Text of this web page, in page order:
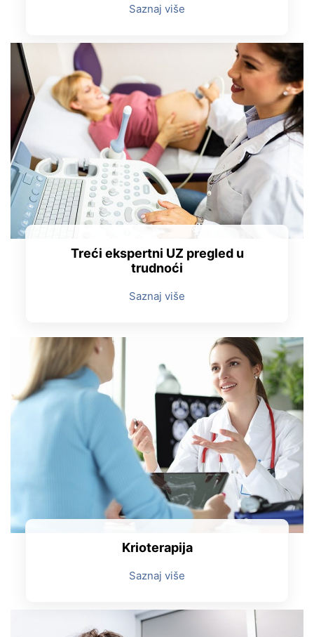
Saznaj više
Treći ekspertni UZ pregled u
trudnoći
Saznaj više
Krioterapija
Saznaj više